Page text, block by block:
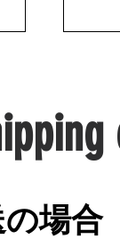
場合